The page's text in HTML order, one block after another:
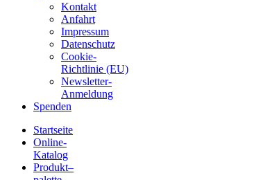
Kontakt
Anfahrt
Impressum
Datenschutz
Cookie-
Richtlinie (EU)
Newsletter-
Anmeldung
Spenden
Blindenschrift-
Startseite
Online-
Katalog
Produkt–